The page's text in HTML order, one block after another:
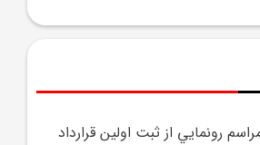
رونمايي از ثبت اولين قرارداد